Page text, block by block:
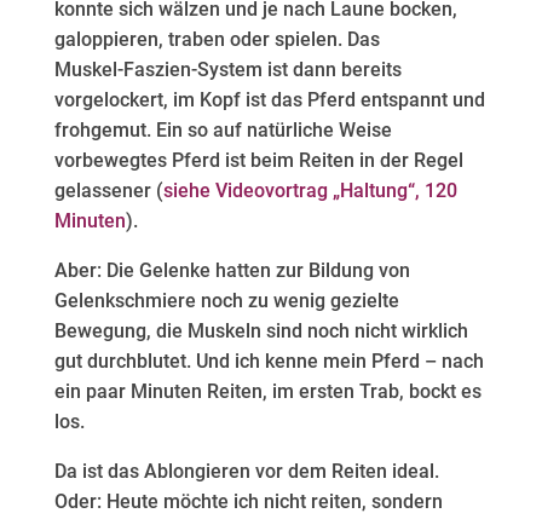
konnte sich wälzen und je nach Laune bocken,
galoppieren, traben oder spielen. Das
Muskel‑Faszien‑System ist dann bereits
vorgelockert, im Kopf ist das Pferd entspannt und
frohgemut. Ein so auf natürliche Weise
vorbewegtes Pferd ist beim Reiten in der Regel
gelassener (siehe Videovortrag „Haltung“, 120
Minuten).
Aber: Die Gelenke hatten zur Bildung von
Gelenkschmiere noch zu wenig gezielte
Bewegung, die Muskeln sind noch nicht wirklich
gut durchblutet. Und ich kenne mein Pferd – nach
ein paar Minuten Reiten, im ersten Trab, bockt es
los.
Da ist das Ablongieren vor dem Reiten ideal.
Oder: Heute möchte ich nicht reiten, sondern